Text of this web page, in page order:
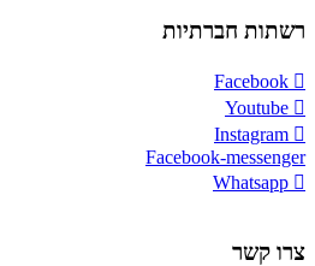
רשתות חברתיות
Facebook
Youtube
Instagram
Facebook-messenger
Whatsapp
צרו קשר